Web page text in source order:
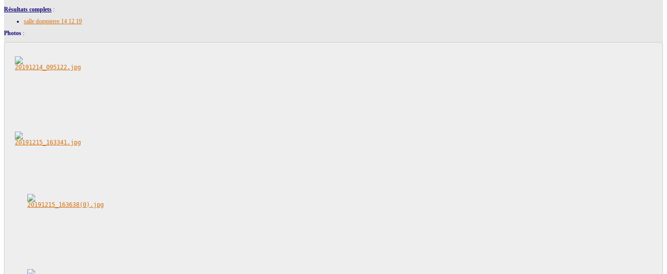
Résultats complets :
salle dompierre 14 12 19
Photos :